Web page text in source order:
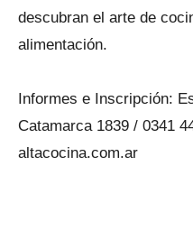
descubran el arte de
alimentación.
Informes e Inscripción:
Catamarca 1839 / 0341
altacocina.com.ar